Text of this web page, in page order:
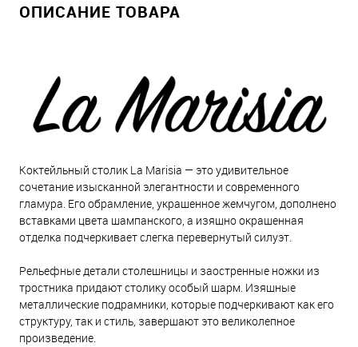
ОПИСАНИЕ ТОВАРА
Коктейльный столик La Marisia — это удивительное
сочетание изысканной элегантности и современного
гламура. Его обрамление, украшенное жемчугом, дополнено
вставками цвета шампанского, а изящно окрашенная
отделка подчеркивает слегка перевернутый силуэт.
Рельефные детали столешницы и заостренные ножки из
тростника придают столику особый шарм. Изящные
металлические подрамники, которые подчеркивают как его
структуру, так и стиль, завершают это великолепное
произведение.